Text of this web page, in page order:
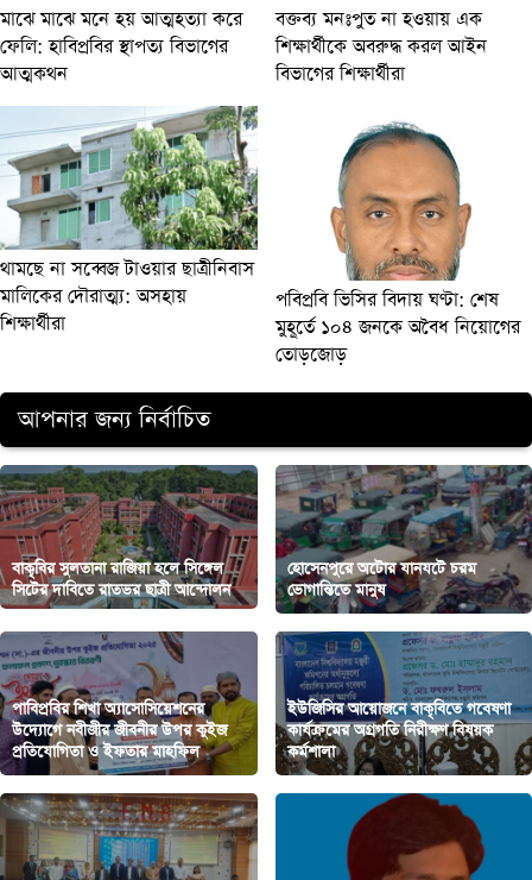
মাঝে মাঝে মনে হয় আত্মহত্যা করে
ফেলি: হাবিপ্রবির স্থাপত্য বিভাগের
আত্মকথন
বক্তব্য মনঃপুত না হওয়ায় এক
শিক্ষার্থীকে অবরুদ্ধ করল আইন
বিভাগের শিক্ষার্থীরা
থামছে না সব্বেজ টাওয়ার ছাত্রীনিবাস
মালিকের দৌরাত্ম্য: অসহায়
শিক্ষার্থীরা
পবিপ্রবি ভিসির বিদায় ঘণ্টা: শেষ
মুহূর্তে ১০৪ জনকে অবৈধ নিয়োগের
তোড়জোড়
আপনার জন্য নির্বাচিত
বাকৃবির সুলতানা রাজিয়া হলে সিঙ্গেল
সিটের দাবিতে রাতভর ছাত্রী আন্দোলন
হোসেনপুরে অটোর যানযটে চরম
ভোগান্তিতে মানুষ
পাবিপ্রবির শিখা অ্যাসোসিয়েশনের
উদ্যোগে নবীজীর জীবনীর উপর কুইজ
প্রতিযোগিতা ও ইফতার মাহফিল
ইউজিসির আয়োজনে বাকৃবিতে গবেষণা
কার্যক্রমের অগ্রগতি নিরীক্ষণ বিষয়ক
কর্মশালা